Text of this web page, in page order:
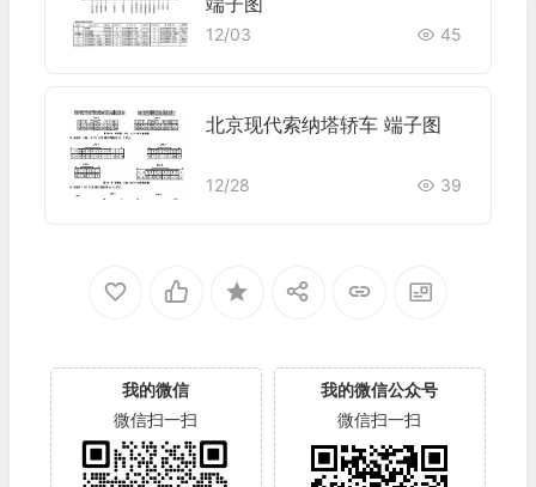
12/03 45
北京现代索纳塔轿车 端子图
12/28 39
我的微信
微信扫一扫
我的微信公众号
微信扫一扫